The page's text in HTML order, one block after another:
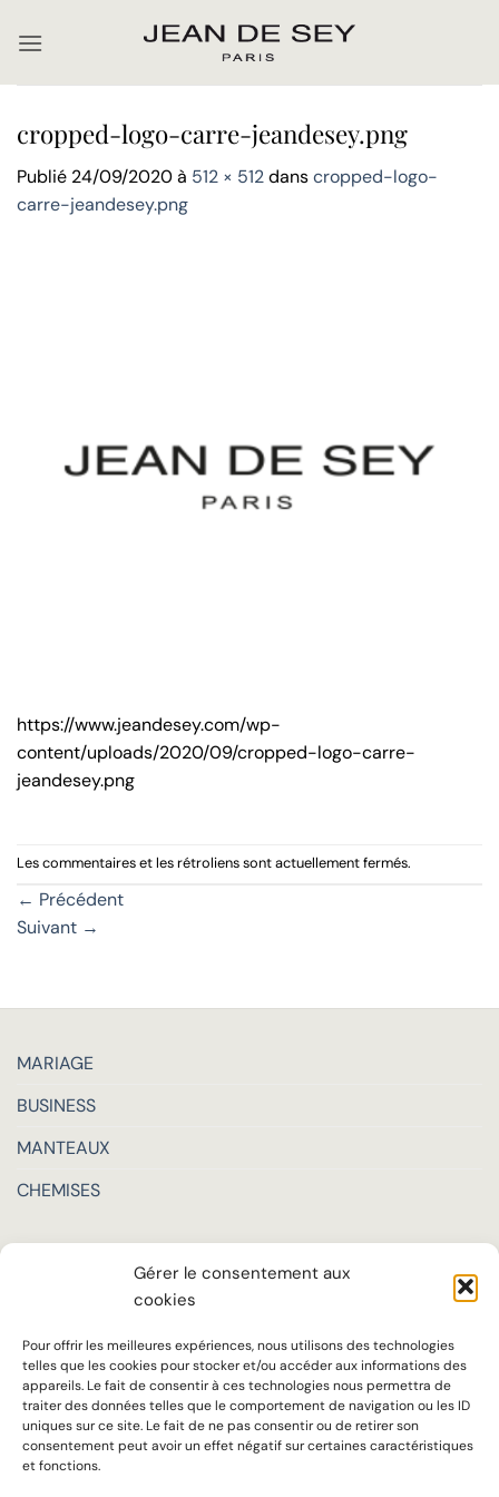
Gérer le consentement aux
cookies
Pour offrir les meilleures expériences, nous utilisons des technologies
telles que les cookies pour stocker et/ou accéder aux informations des
appareils. Le fait de consentir à ces technologies nous permettra de
traiter des données telles que le comportement de navigation ou les ID
uniques sur ce site. Le fait de ne pas consentir ou de retirer son
consentement peut avoir un effet négatif sur certaines caractéristiques
et fonctions.
cropped-logo-carre-jeandesey.png
Publié 24/09/2020à 512 × 512danscropped-logo-
carre-jeandesey.png
https://www.jeandesey.com/wp-
content/uploads/2020/09/cropped-logo-carre-
jeandesey.png
Les commentaires et les rétroliens sont actuellement fermés.
← Précédent
Suivant →
MARIAGE
BUSINESS
MANTEAUX
CHEMISES
SUR MESURE
SAVOIR-FAIRE
Notre ADN